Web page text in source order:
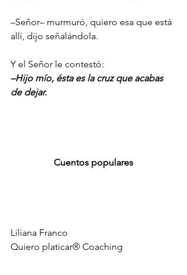
–Señor– murmuró, quiero esa que está
allí, dijo señalándola.
Y el Señor le contestó:
–Hijo mío, ésta es la cruz que acabas
de dejar.
Cuentos populares
Liliana Franco
Quiero platicar® Coaching